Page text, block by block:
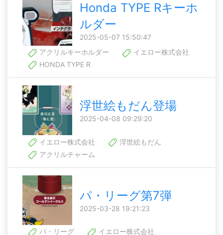
Honda TYPE Rキーホ
ルダー
2025-05-07 15:50:47
アクリルキーホルダー
イエロー株式会社
HONDA TYPE R
浮世絵もだん登場
2025-04-08 09:29:20
イエロー株式会社
浮世絵もだん
アクリルチャーム
パ・リーグ第7弾
2025-03-28 19:21:23
パ・リーグ
イエロー株式会社